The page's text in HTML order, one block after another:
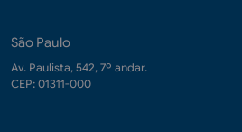
São Paulo
Av. Paulista, 542, 7º andar.
CEP: 01311-000